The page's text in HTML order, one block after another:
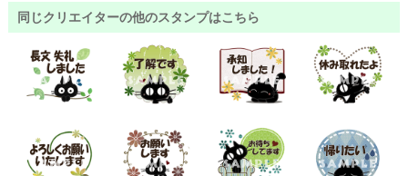
同じクリエイターの他のスタンプはこちら